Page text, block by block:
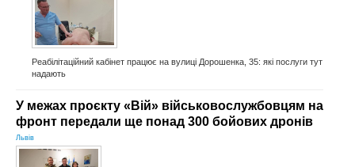
Реабілітаційний кабінет працює на вулиці Дорошенка, 35: які послуги тут
надають
У межах проєкту «Вій» військовослужбовцям на
фронт передали ще понад 300 бойових дронів
Львів